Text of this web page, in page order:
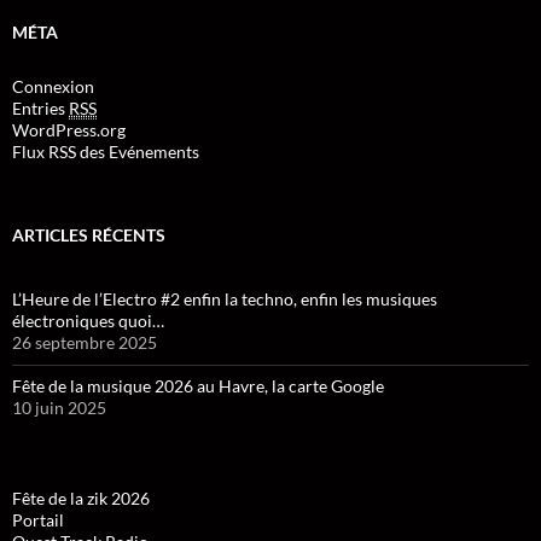
MÉTA
Connexion
Entries RSS
WordPress.org
Flux RSS des Evénements
ARTICLES RÉCENTS
L’Heure de l’Electro #2 enfin la techno, enfin les musiques
électroniques quoi…
26 septembre 2025
Fête de la musique 2026 au Havre, la carte Google
10 juin 2025
Fête de la zik 2026
Portail